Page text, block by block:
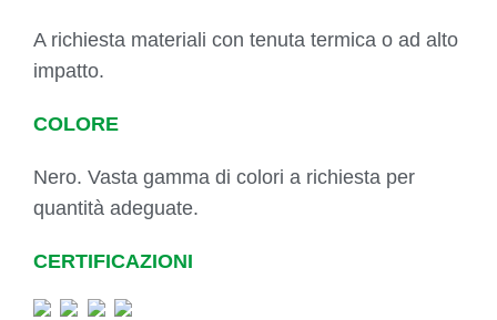
A richiesta materiali con tenuta termica o ad alto
impatto.
COLORE
Nero. Vasta gamma di colori a richiesta per
quantità adeguate.
CERTIFICAZIONI